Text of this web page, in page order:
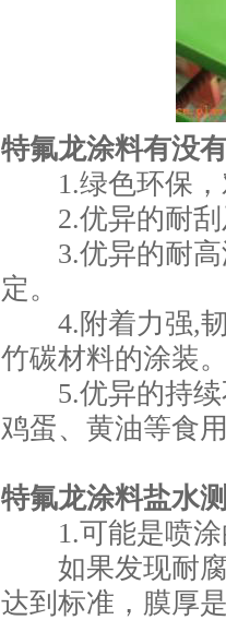
特氟龙涂料有没
1.绿色环保，
2.优异的耐刮
3.优异的耐高
定。
4.附着力强,韧
竹碳材料的涂装
5.优异的持续
鸡蛋、黄油等食
特氟龙涂料盐水
1.可能是喷涂
如果发现耐腐
达到标准，膜厚